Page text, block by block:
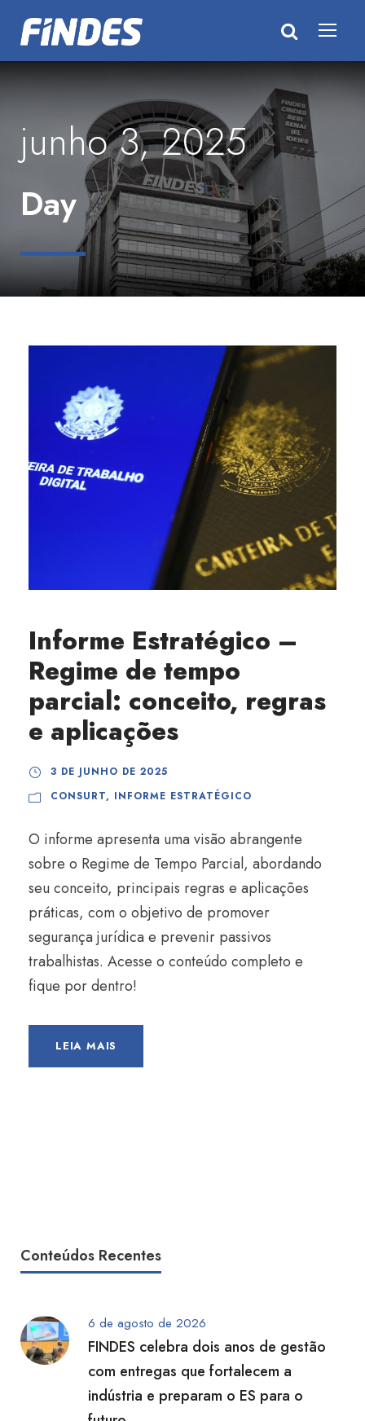
junho 3, 2025
Day
Informe Estratégico –
Regime de tempo
parcial: conceito, regras
e aplicações
3 DE JUNHO DE 2025
CONSURT, INFORME ESTRATÉGICO
O informe apresenta uma visão abrangente
sobre o Regime de Tempo Parcial, abordando
seu conceito, principais regras e aplicações
práticas, com o objetivo de promover
segurança jurídica e prevenir passivos
trabalhistas. Acesse o conteúdo completo e
fique por dentro!
LEIA MAIS
Conteúdos Recentes
6 de agosto de 2026
FINDES celebra dois anos de gestão
com entregas que fortalecem a
indústria e preparam o ES para o